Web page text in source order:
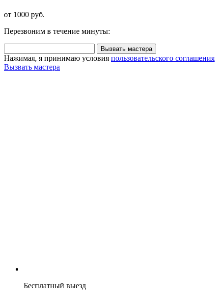
от 1000 руб.
Перезвоним в течение минуты:
Вызвать мастера
Нажимая, я принимаю условия пользовательского соглашения
Вызвать мастера
Бесплатный выезд